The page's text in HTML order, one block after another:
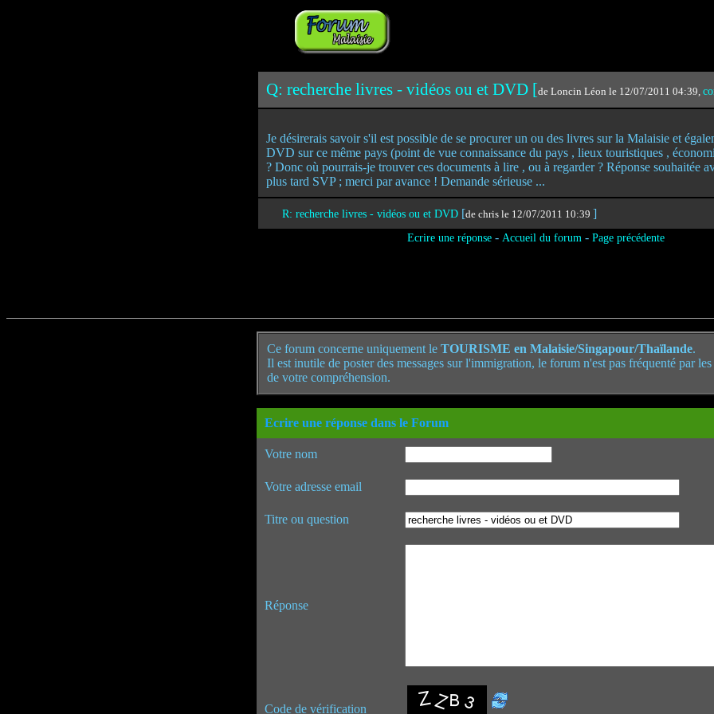
Q: recherche livres - vidéos ou et DVD [de Loncin Léon le 12/07/2011 04:39,
Je désirerais savoir s'il est possible de se procurer un ou des livres sur la Malaisie et
DVD sur ce même pays (point de vue connaissance du pays , lieux touristiques ,
? Donc où pourrais-je trouver ces documents à lire , ou à regarder ? Réponse souhaitée
plus tard SVP ; merci par avance ! Demande sérieuse ...
R: recherche livres - vidéos ou et DVD [de chris le 12/07/2011 10:39 ]
Ecrire une réponse- Accueil du forum - Page précédente
Ce forum concerne uniquement le TOURISME en Malaisie/Singapour/Thaïlande.
Il est inutile de poster des messages sur l'immigration, le forum n'est pas fréquenté par
de votre compréhension.
Ecrire une réponse dans le Forum
Votre nom
Votre adresse email
Titre ou question
Réponse
Code de vérification